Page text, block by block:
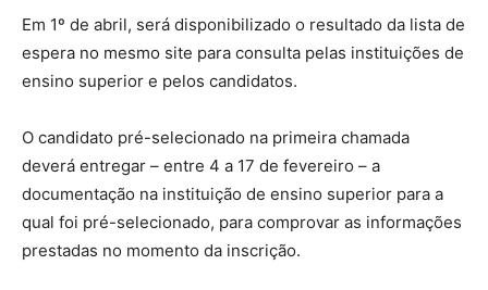
Em 1º de abril, será disponibilizado o resultado da lista de
espera no mesmo site para consulta pelas instituições de
ensino superior e pelos candidatos.
O candidato pré-selecionado na primeira chamada
deverá entregar – entre 4 a 17 de fevereiro – a
documentação na instituição de ensino superior para a
qual foi pré-selecionado, para comprovar as informações
prestadas no momento da inscrição.